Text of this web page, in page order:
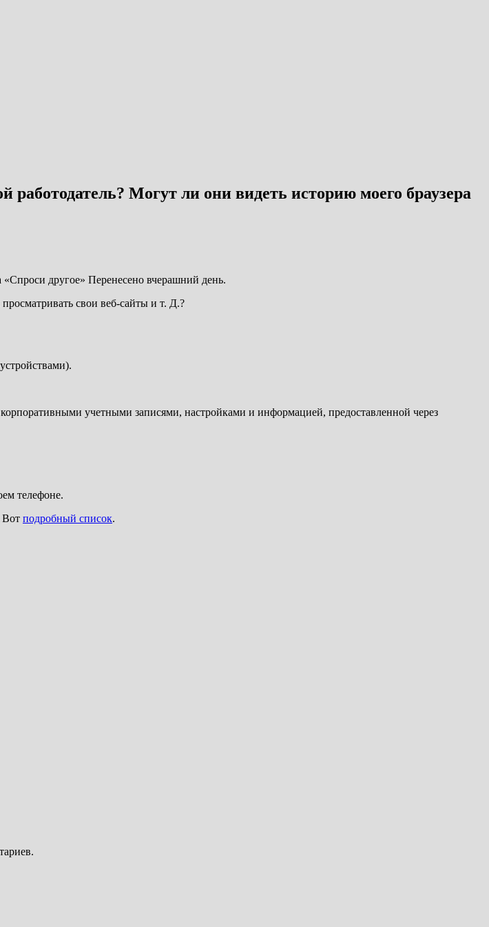
Могут ли они видеть историю моего браузера
«Спроси другое» Перенесено вчерашний день.
свои веб-сайты и т. Д.?
учетными записями, настройками и информацией, предоставленной через
телефоне.
Вот подробный список.